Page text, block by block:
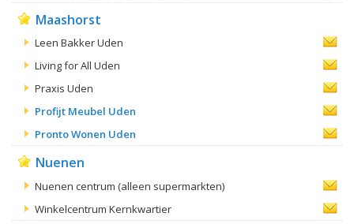
Maashorst
Leen Bakker Uden
Living for All Uden
Praxis Uden
Profijt Meubel Uden
Pronto Wonen Uden
Nuenen
Nuenen centrum (alleen supermarkten)
Winkelcentrum Kernkwartier